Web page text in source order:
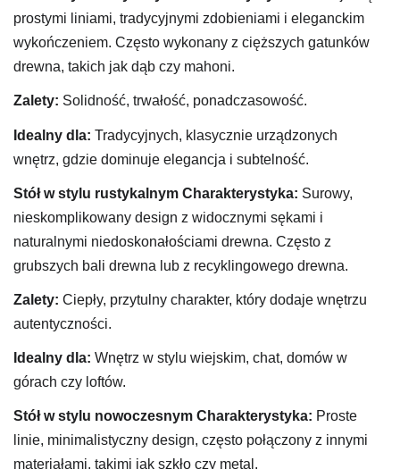
prostymi liniami, tradycyjnymi zdobieniami i eleganckim
wykończeniem. Często wykonany z cięższych gatunków
drewna, takich jak dąb czy mahoni.
Zalety: Solidność, trwałość, ponadczasowość.
Idealny dla: Tradycyjnych, klasycznie urządzonych
wnętrz, gdzie dominuje elegancja i subtelność.
Stół w stylu rustykalnym Charakterystyka: Surowy,
nieskomplikowany design z widocznymi sękami i
naturalnymi niedoskonałościami drewna. Często z
grubszych bali drewna lub z recyklingowego drewna.
Zalety: Ciepły, przytulny charakter, który dodaje wnętrzu
autentyczności.
Idealny dla: Wnętrz w stylu wiejskim, chat, domów w
górach czy loftów.
Stół w stylu nowoczesnym Charakterystyka: Proste
linie, minimalistyczny design, często połączony z innymi
materiałami, takimi jak szkło czy metal.